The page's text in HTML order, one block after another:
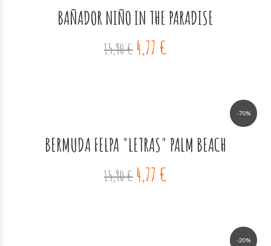
BAÑADOR NIÑO IN THE PARADISE
15,90 € 4,77 €
-70%
BERMUDA FELPA "LETRAS" PALM BEACH
15,90 € 4,77 €
-20%